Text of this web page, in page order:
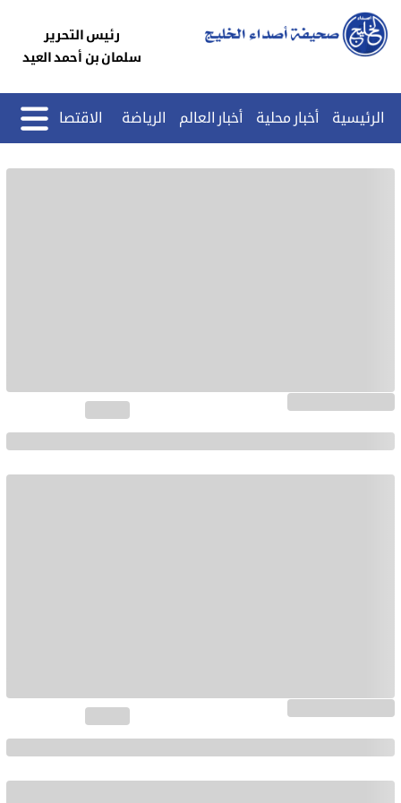
رئيس التحرير
سلمان بن أحمد العيد
الرئيسية أخبار محلية أخبار العالم الرياضة الاقتصاد